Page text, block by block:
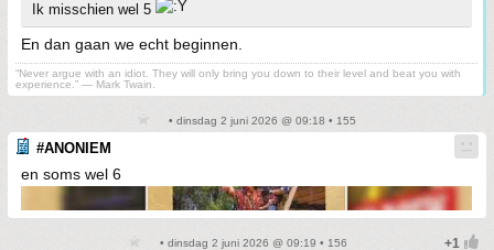
Ik misschien wel 5
En dan gaan we echt beginnen.
“Never argue with an idiot. They will only bring you down to their level and beat you with
experience.” ― Mark Twain.
• dinsdag 2 juni 2026 @ 09:18 • 155
#ANONIEM
en soms wel 6
• dinsdag 2 juni 2026 @ 09:19 • 156